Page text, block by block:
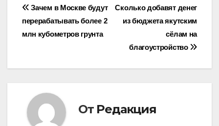
Навигация
по
Сколько добавят денег
из бюджета якутским
сёлам на
благоустройство
Зачем в Москве будут
перерабатывать более 2
млн кубометров грунта
От Редакция